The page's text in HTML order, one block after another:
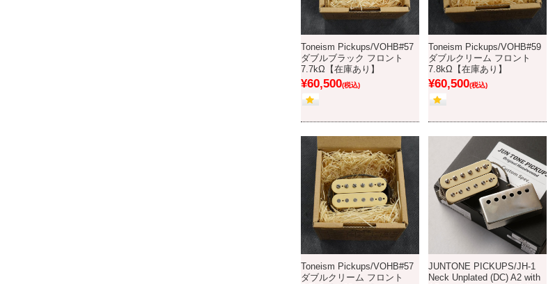
Toneism Pickups/VOHB#57
ダブルブラック フロント
7.7kΩ【在庫あり】
¥60,500(税込)
Toneism Pickups/VOHB#59
ダブルクリーム フロント
7.8kΩ【在庫あり】
¥60,500(税込)
Toneism Pickups/VOHB#57
ダブルクリーム フロント
JUNTONE PICKUPS/JH-1
Neck Unplated (DC) A2 with